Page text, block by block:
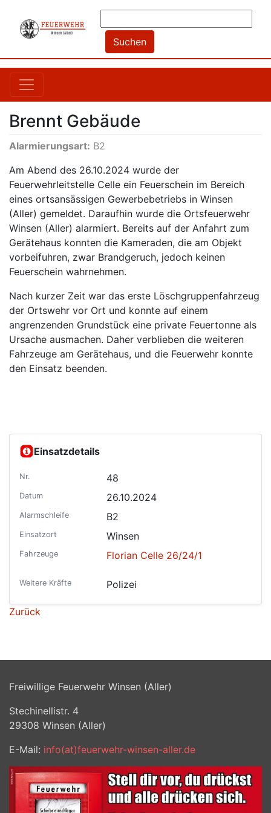
Brennt Gebäude
Alarmierungsart: B2
Am Abend des 26.10.2024 wurde der
Feuerwehrleitstelle Celle ein Feuerschein im Bereich
eines ortsansässigen Gewerbebetriebs in Winsen
(Aller) gemeldet. Daraufhin wurde die Ortsfeuerwehr
Winsen (Aller) alarmiert. Bereits auf der Anfahrt zum
Gerätehaus konnten die Kameraden, die am Objekt
vorbeifuhren, zwar Brandgeruch, jedoch keinen
Feuerschein wahrnehmen.
Nach kurzer Zeit war das erste Löschgruppenfahrzeug
der Ortswehr vor Ort und konnte auf einem
angrenzenden Grundstück eine private Feuertonne als
Ursache ausmachen. Daher verblieben die weiteren
Fahrzeuge am Gerätehaus, und die Feuerwehr konnte
den Einsatz beenden.
Einsatzdetails
Nr. 48
Datum 26.10.2024
Alarmschleife B2
Einsatzort Winsen
Fahrzeuge Florian Celle 26/24/1
Weitere Kräfte Polizei
Zurück
Freiwillige Feuerwehr Winsen (Aller)
Stechinellistr. 4
29308 Winsen (Aller)
E-Mail: info(at)feuerwehr-winsen-aller.de